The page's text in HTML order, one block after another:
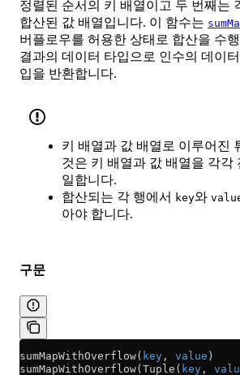
정렬된 순서의 키 배열이고 두 번째는
합산된 값 배열입니다. 이 함수는
버플로우를 허용한 상태로 합산을 수
결과의 데이터 타입으로 인수의 데이
입을 반환합니다.
키 배열과 값 배열로 이루어진
것은 키 배열과 값 배열을 각각
일합니다.
합산되는 각 행에서 key와
아야 합니다.
구문
sumMapWithOverflow( key , value )
sumMapWithOverflow(Tuple( key ,